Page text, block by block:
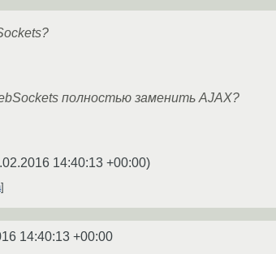
полностью заменить AJAX?
14:40:13 +00:00)
14:40:13 +00:00